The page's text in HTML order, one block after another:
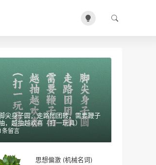
尖身子圆，走路团团转，需要鞭子
，越抽越欢喜（打一玩具）
条留言
思想偏激 (机械名词)